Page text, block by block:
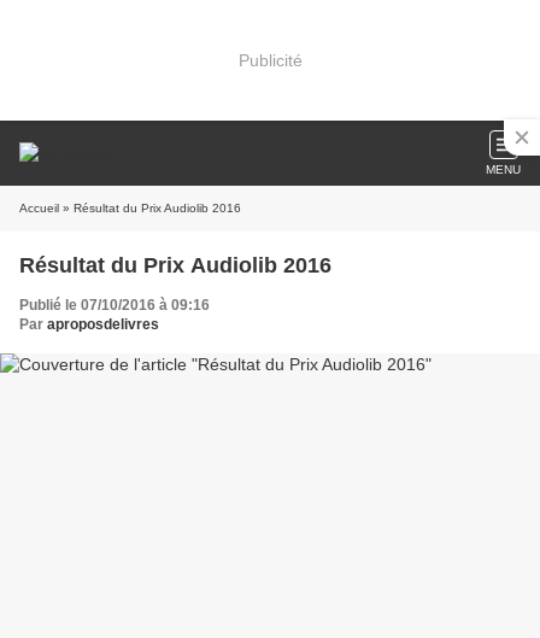
Publicité
MENU
Accueil » Résultat du Prix Audiolib 2016
Résultat du Prix Audiolib 2016
Publié le 07/10/2016 à 09:16
Par aproposdelivres